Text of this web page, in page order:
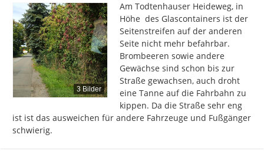
3 Bilder
Am Todtenhauser Heideweg, in
Höhe  des Glascontainers ist der
Seitenstreifen auf der anderen
Seite nicht mehr befahrbar.
Brombeeren sowie andere
Gewächse sind schon bis zur
Straße gewachsen, auch droht
eine Tanne auf die Fahrbahn zu
kippen. Da die Straße sehr eng
ist ist das ausweichen für andere Fahrzeuge und Fußgänger
schwierig.